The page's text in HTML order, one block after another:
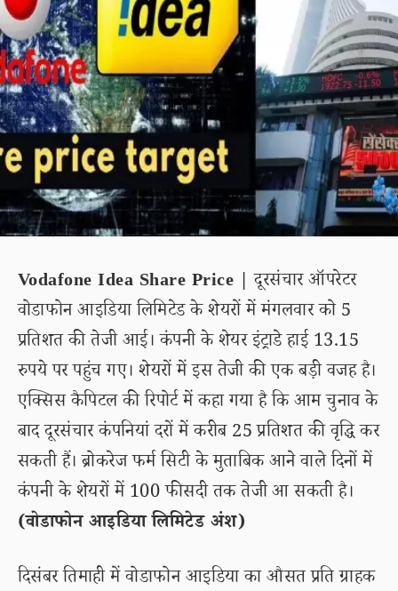
Vodafone Idea Share Price | दूरसंचार ऑपरेटर
वोडाफोन आइडिया लिमिटेड के शेयरों में मंगलवार को 5
प्रतिशत की तेजी आई। कंपनी के शेयर इंट्राडे हाई 13.15
रुपये पर पहुंच गए। शेयरों में इस तेजी की एक बड़ी वजह है।
एक्सिस कैपिटल की रिपोर्ट में कहा गया है कि आम चुनाव के
बाद दूरसंचार कंपनियां दरों में करीब 25 प्रतिशत की वृद्धि कर
सकती हैं। ब्रोकरेज फर्म सिटी के मुताबिक आने वाले दिनों में
कंपनी के शेयरों में 100 फीसदी तक तेजी आ सकती है।
(वोडाफोन आइडिया लिमिटेड अंश)
दिसंबर तिमाही में वोडाफोन आइडिया का औसत प्रति ग्राहक